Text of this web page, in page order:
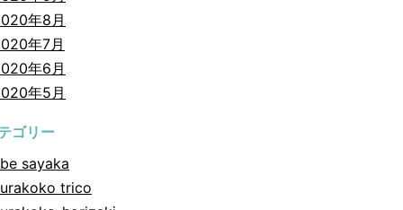
年8月
年7月
年6月
年5月
ゴリー
sayaka
trico